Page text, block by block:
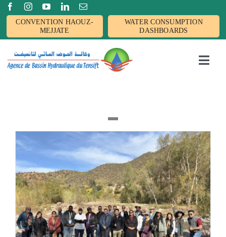
Passer
contenu
CONVENTION HAOUZ-
MEJJATE
WATER CONSUMPTION
DASHBOARDS
BASSIN
Activités
COOPÉRATION